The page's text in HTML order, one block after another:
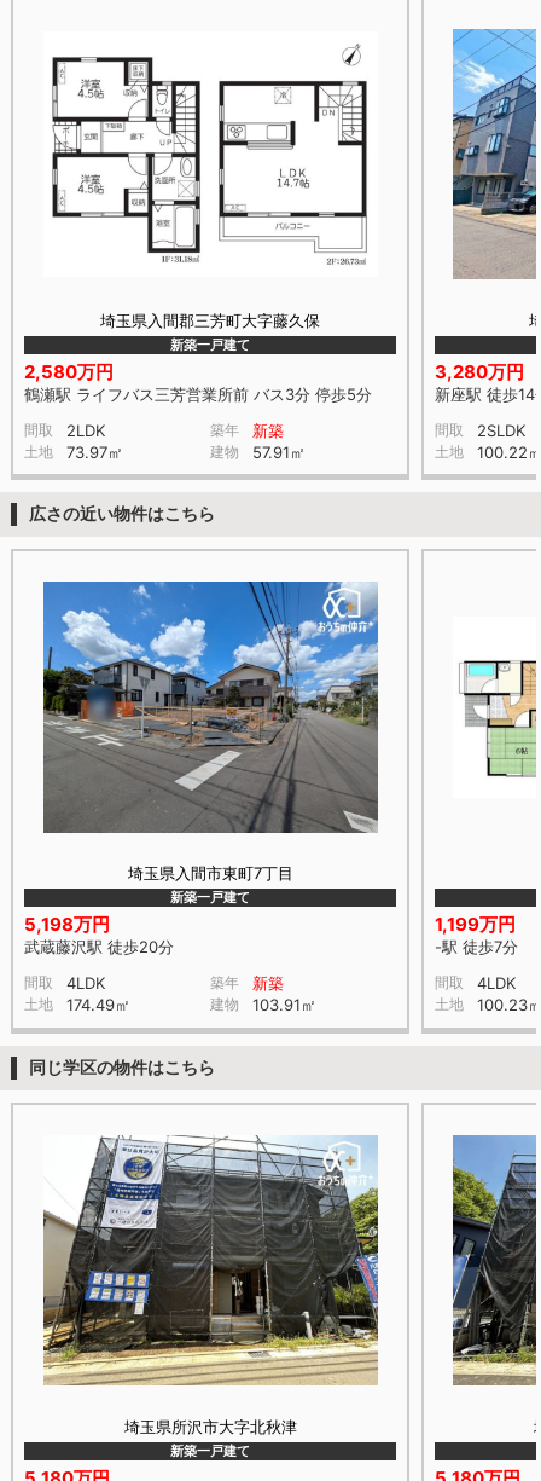
埼玉県入間郡三芳町大字藤久保
新築一戸建て
2,580万円
鶴瀬駅 ライフバス三芳営業所前 バス3分 停歩5分
間取 2LDK 築年 新築
土地 73.97㎡ 建物 57.91㎡
3,280万円
新座駅 徒歩14
間取 2SLDK
土地 100.22
広さの近い物件はこちら
埼玉県入間市東町7丁目
新築一戸建て
5,198万円
武蔵藤沢駅 徒歩20分
間取 4LDK 築年 新築
土地 174.49㎡ 建物 103.91㎡
1,199万円
-駅 徒歩7分
間取 4LDK
土地 100.23
同じ学区の物件はこちら
埼玉県所沢市大字北秋津
新築一戸建て